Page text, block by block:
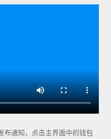
布通知，点击主界面中的钱包